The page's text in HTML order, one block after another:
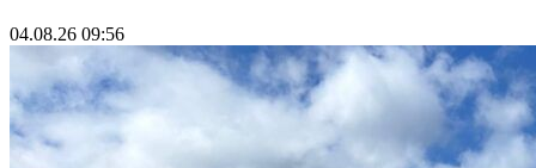
04.08.26 09:56